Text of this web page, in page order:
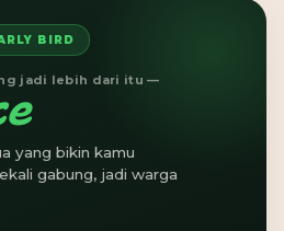
BIRD
jadi lebih dari itu —
yang bikin kamu
gabung, jadi warga